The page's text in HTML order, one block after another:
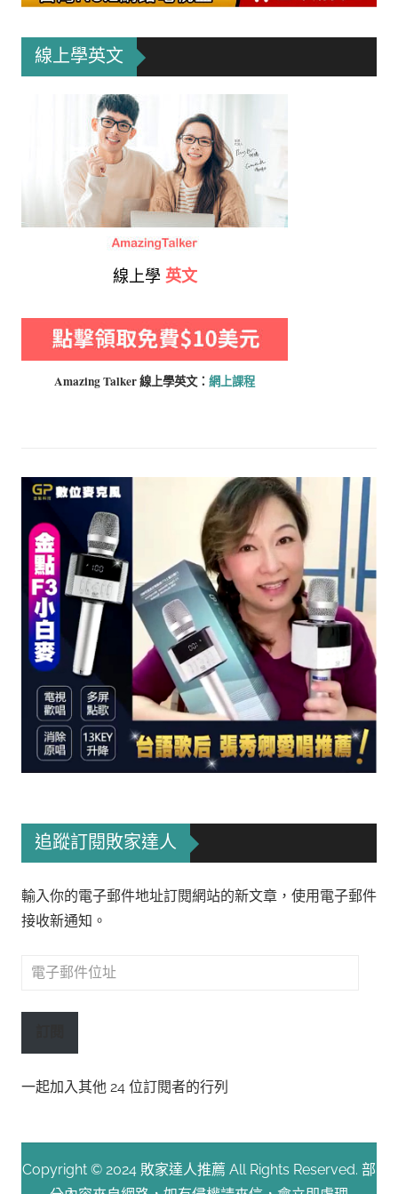
線上學英文
線上學 英文
Amazing Talker 線上學英文： 網上課程
追蹤訂閱敗家達人
輸入你的電子郵件地址訂閱網站的新文章，使用電子郵件
接收新通知。
電
郵
址
一起加入其他 24 位訂閱者的行列
Copyright © 2024 敗家達人推薦 All Rights Reserved. 部